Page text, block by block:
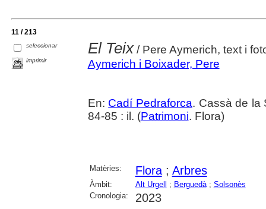
11 / 213
seleccionar
imprimir
El Teix/ Pere Aymerich, text i
Aymerich i Boixader, Pere
En: Cadí Pedraforca. Cassà de la
84-85 : il. (Patrimoni. Flora)
Matèries: Flora; Arbres
Àmbit: Alt Urgell ; Berguedà; Solsonès
Cronologia:
2023